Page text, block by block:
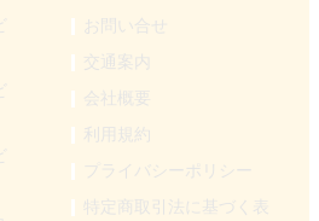
お問い合せ
交通案内
会社概要
利用規約
プライバシーポリシー
特定商取引法に基づく表